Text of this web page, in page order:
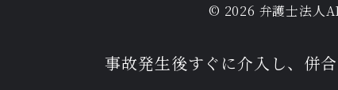
事故発生後すぐに介入し、併
© 2026 弁護士法人